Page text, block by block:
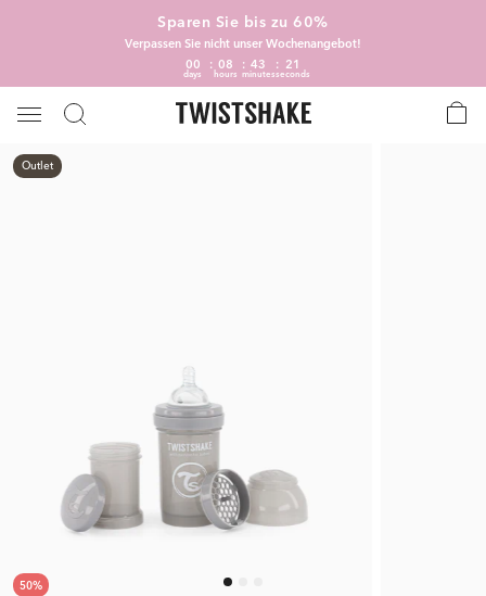
Sparen Sie bis zu 60%
Verpassen Sie nicht unser Wochenangebot!
00
days
08
hours
43
minutes
20
seconds
Outlet
50%